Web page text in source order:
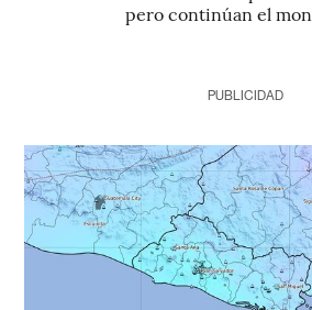
pero continúan el
PUBLICIDAD